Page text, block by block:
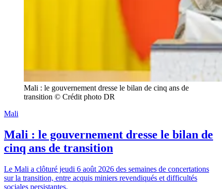
Mali : le gouvernement dresse le bilan de cinq ans de
transition © Crédit photo DR
Mali
Mali : le gouvernement dresse le bilan de
cinq ans de transition
Le Mali a clôturé jeudi 6 août 2026 des semaines de concertations
sur la transition, entre acquis miniers revendiqués et difficultés
sociales persistantes.